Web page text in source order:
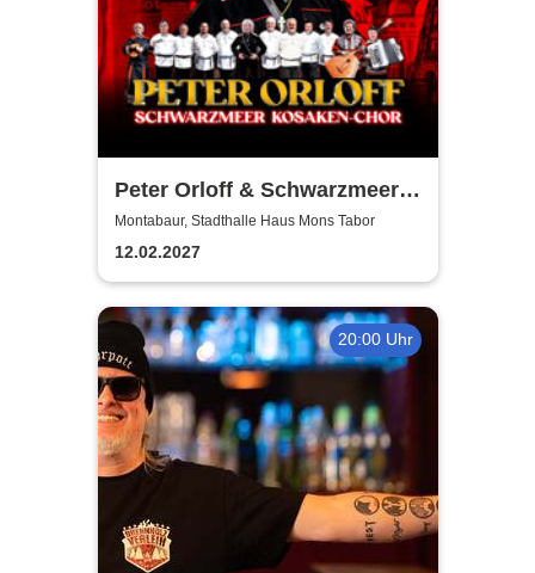
Peter Orloff & Schwarzmeer
Kosaken Chor - Die
Abschiedstournee - Die
Zugabe
Montabaur, Stadthalle Haus Mons Tabor
12.02.2027
20:00 Uhr